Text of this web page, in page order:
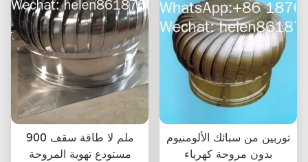
900 ملم لا طاقة سقف
مستودع تهوية المروحة
توربين من سبائك الألومنيوم
بدون مروحة كهرباء